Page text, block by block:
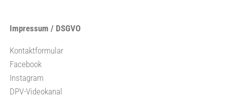
Impressum / DSGVO
Kontaktformular
Facebook
Instagram
DPV-Videokanal